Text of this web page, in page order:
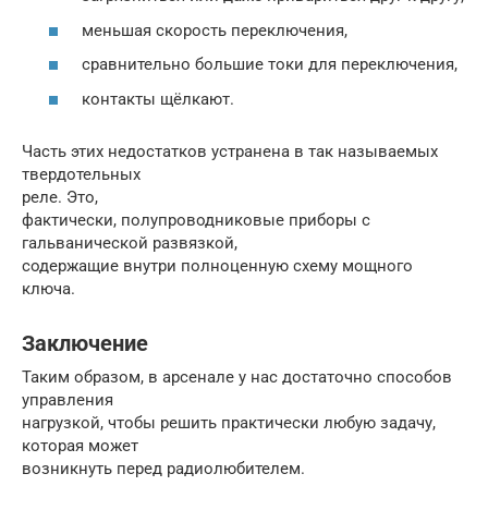
меньшая скорость переключения,
сравнительно большие токи для переключения,
контакты щёлкают.
Часть этих недостатков устранена в так называемых
твердотельных
реле. Это,
фактически, полупроводниковые приборы с
гальванической развязкой,
содержащие внутри полноценную схему мощного
ключа.
Заключение
Таким образом, в арсенале у нас достаточно способов
управления
нагрузкой, чтобы решить практически любую задачу,
которая может
возникнуть перед радиолюбителем.